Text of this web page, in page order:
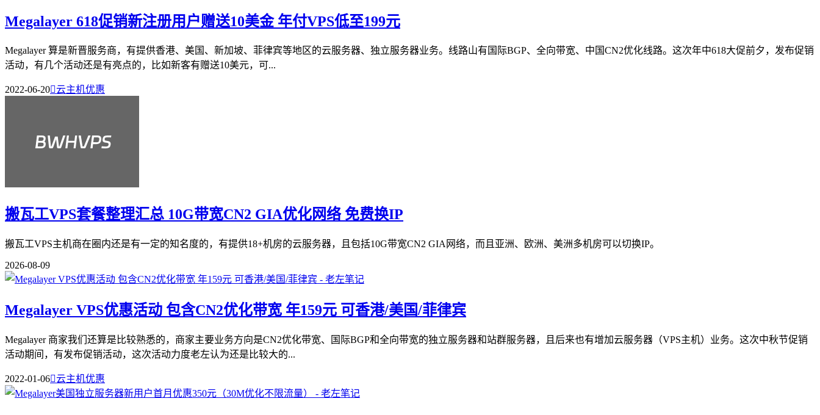
Megalayer 618促销新注册用户赠送10美金 年付VPS低至199元
Megalayer 算是新晋服务商，有提供香港、美国、新加坡、菲律宾等地区的云服务器、独立服务器业务。线路山有国际BGP、全向带宽、中国CN2优化线路。这次年中618大促前夕，发布促销
活动，有几个活动还是有亮点的，比如新客有赠送10美元，可...
2022-06-20云主机优惠
搬瓦工VPS套餐整理汇总 10G带宽CN2 GIA优化网络 免费换IP
搬瓦工VPS主机商在圈内还是有一定的知名度的，有提供18+机房的云服务器，且包括10G带宽CN2 GIA网络，而且亚洲、欧洲、美洲多机房可以切换IP。
2026-08-09
Megalayer VPS优惠活动 包含CN2优化带宽 年159元 可香港/美国/菲律宾
Megalayer 商家我们还算是比较熟悉的，商家主要业务方向是CN2优化带宽、国际BGP和全向带宽的独立服务器和站群服务器，且后来也有增加云服务器（VPS主机）业务。这次中秋节促销
活动期间，有发布促销活动，这次活动力度老左认为还是比较大的...
2022-01-06云主机优惠